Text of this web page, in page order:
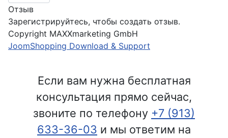
Отзыв
Зарегистрируйтесь, чтобы создать отзыв.
Copyright MAXXmarketing GmbH
JoomShopping Download & Support
Если вам нужна бесплатная
консультация прямо сейчас,
звоните по телефону +7 (913)
633-36-03 и мы ответим на